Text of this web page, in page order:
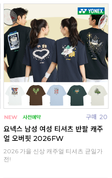
구매 20
요넥스 남성 여성 티셔츠 반팔 캐주
얼 오버핏 2026FW
2026 가을 신상 캐주얼 티셔츠 균일가
전!